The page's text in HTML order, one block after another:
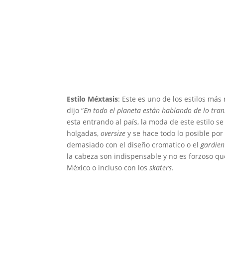
Estilo Méxtasis: Este es uno de los estilos
dijo “En todo el planeta están hablando de lo
esta entrando al país, la moda de este estilo
holgadas,oversize y se hace todo lo posible
demasiado con el diseño cromatico o el
la cabeza son indispensable y no es forzoso
México o incluso con losskaters.